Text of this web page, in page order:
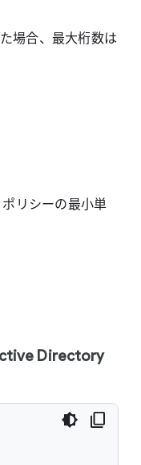
場合、最大桁数は
ポリシーの最小単
Directory